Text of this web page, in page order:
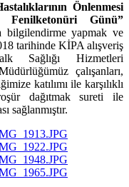
Önlenmesi
Fenilketonüri Günü”
bilgilendirme yapmak ve
tarihinde KİPA alışveriş
Sağlığı Hizmetleri
çalışanları,
katılımı ile karşılıklı
dağıtmak sureti ile
sağlanmıştır.